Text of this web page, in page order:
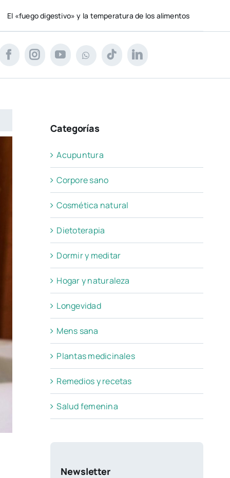
y la temperatura de los alimentos
Categorías
Acupuntura
Corpore sano
Cosmética natural
Dietoterapia
Dormir y meditar
Hogar y naturaleza
Longevidad
Mens sana
Plantas medicinales
Remedios y recetas
Salud femenina
Newsletter